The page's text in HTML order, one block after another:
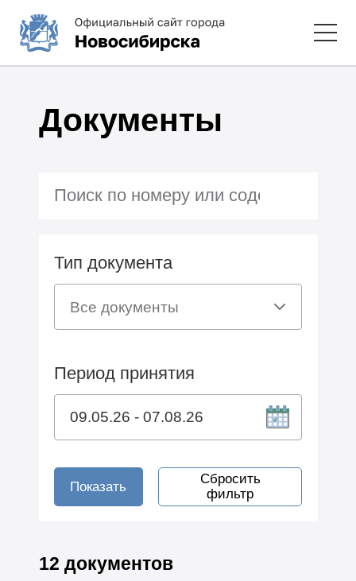
Документы
Тип документа
Период принятия
Показать
Сбросить
фильтр
12 документов